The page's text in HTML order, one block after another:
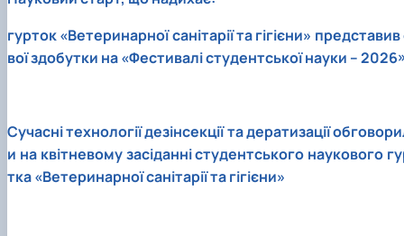
гурток «Ветеринарноїсанітарії та гігієни» представив
вої здобутки на «Фестивалі студентської науки –
Сучасні технології дезінсекції та дератизації
и на квітневомузасіданні студентського наукового
тка «Ветеринарної санітарії та гігієни»